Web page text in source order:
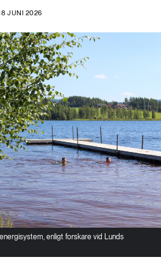
JUNI 2026
enligt forskare vid Lunds